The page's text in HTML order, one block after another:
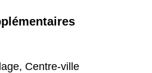
Centre-ville